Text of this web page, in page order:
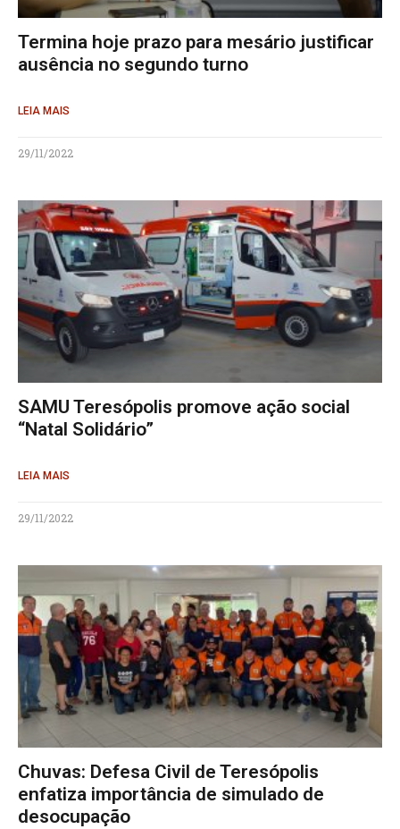
Termina hoje prazo para mesário justificar
ausência no segundo turno
LEIA MAIS
29/11/2022
SAMU Teresópolis promove ação social
“Natal Solidário”
LEIA MAIS
29/11/2022
Chuvas: Defesa Civil de Teresópolis
enfatiza importância de simulado de
desocupação